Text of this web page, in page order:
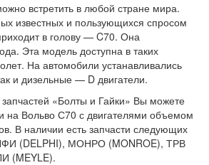
встретить в любой стране мира.
известных и пользующихся спросом
в голову — C70. Она
Эта модель доступна в таких
На автомобили устанавливались
и дизельные — D двигатели.
«Болты и Гайки» Вы можете
на Вольво С70 с двигателями объемом
В наличии есть запчасти следующих
(DELPHI), МОНРО (MONROE), ТРВ
(MEYLE).